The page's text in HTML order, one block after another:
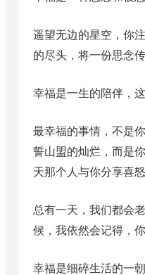
遥望无边的星空，你
的尽头，将一份思念
幸福是一生的陪伴，
最幸福的事情，不是
誓山盟的灿烂，而是
天那个人与你分享喜
总有一天，我们都会
候，我依然会记得，
幸福是细碎生活的一